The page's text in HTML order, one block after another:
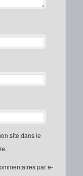
site dans le
par e-